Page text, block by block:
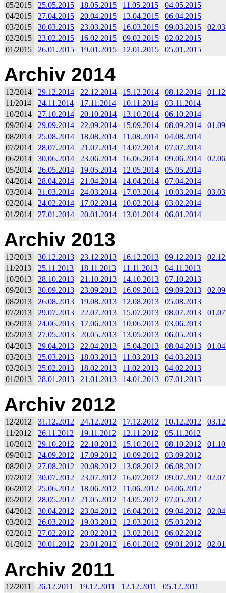
05/2015
25.05.2015 18.05.2015 11.05.2015
04.05.2015
04/2015
27.04.2015 20.04.2015 13.04.2015
06.04.2015
03/2015
30.03.2015 23.03.2015 16.03.2015 09.03.2015
02/2015
23.02.2015 16.02.2015 09.02.2015
02.02.2015
01/2015
26.01.2015 19.01.2015 12.01.2015 05.01.2015
Archiv 2014
12/2014 29.12.2014 22.12.2014 15.12.2014 08.12.2014
11/2014
24.11.2014 17.11.2014 10.11.2014
03.11.2014
10/2014
27.10.2014 20.10.2014 13.10.2014
06.10.2014
09/2014
29.09.2014 22.09.2014 15.09.2014 08.09.2014
08/2014
25.08.2014 18.08.2014 11.08.2014
04.08.2014
07/2014
28.07.2014 21.07.2014 14.07.2014
07.07.2014
06/2014
30.06.2014 23.06.2014 16.06.2014 09.06.2014
05/2014
26.05.2014 19.05.2014 12.05.2014
05.05.2014
04/2014
28.04.2014 21.04.2014 14.04.2014
07.04.2014
03/2014
31.03.2014 24.03.2014 17.03.2014 10.03.2014
02/2014
24.02.2014 17.02.2014 10.02.2014
03.02.2014
01/2014
27.01.2014 20.01.2014 13.01.2014 06.01.2014
Archiv 2013
12/2013 30.12.2013 23.12.2013 16.12.2013 09.12.2013
11/2013
25.11.2013 18.11.2013 11.11.2013
04.11.2013
10/2013
28.10.2013 21.10.2013 14.10.2013
07.10.2013
09/2013
30.09.2013 23.09.2013 16.09.2013 09.09.2013
08/2013
26.08.2013 19.08.2013 12.08.2013
05.08.2013
07/2013
29.07.2013 22.07.2013 15.07.2013 08.07.2013
06/2013
24.06.2013 17.06.2013 10.06.2013
03.06.2013
05/2013
27.05.2013 20.05.2013 13.05.2013
06.05.2013
04/2013
29.04.2013 22.04.2013 15.04.2013 08.04.2013
03/2013
25.03.2013 18.03.2013 11.03.2013
04.03.2013
02/2013
25.02.2013 18.02.2013 11.02.2013
04.02.2013
01/2013
28.01.2013 21.01.2013 14.01.2013 07.01.2013
Archiv 2012
12/2012 31.12.2012 24.12.2012 17.12.2012 10.12.2012
11/2012
26.11.2012 19.11.2012 12.11.2012
05.11.2012
10/2012
29.10.2012 22.10.2012 15.10.2012 08.10.2012
09/2012
24.09.2012 17.09.2012 10.09.2012
03.09.2012
08/2012
27.08.2012 20.08.2012 13.08.2012
06.08.2012
07/2012
30.07.2012 23.07.2012 16.07.2012 09.07.2012
06/2012
25.06.2012 18.06.2012 11.06.2012
04.06.2012
05/2012
28.05.2012 21.05.2012 14.05.2012
07.05.2012
04/2012
30.04.2012 23.04.2012 16.04.2012 09.04.2012
03/2012
26.03.2012 19.03.2012 12.03.2012
05.03.2012
02/2012
27.02.2012 20.02.2012 13.02.2012
06.02.2012
01/2012
30.01.2012 23.01.2012 16.01.2012 09.01.2012
Archiv 2011
12/2011 26.12.2011 19.12.2011 12.12.2011 05.12.2011